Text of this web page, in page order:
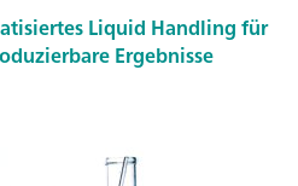
Liquid Handling für
Ergebnisse